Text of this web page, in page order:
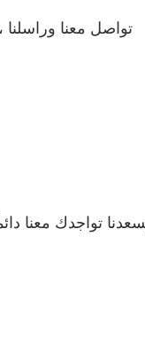
تواصل معنا وراسلنا
تواجدك معنا